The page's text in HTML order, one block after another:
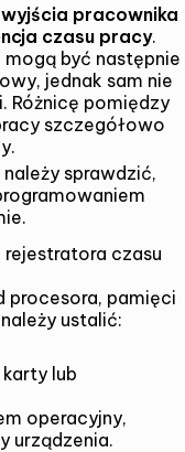
pracownika
czasu pracy.
być następnie
jednak sam nie
Różnicę pomiędzy
szczegółowo
.
sprawdzić,
czasu
procesora, pamięci
ustalić:
lub
operacyjny,
urządzenia.